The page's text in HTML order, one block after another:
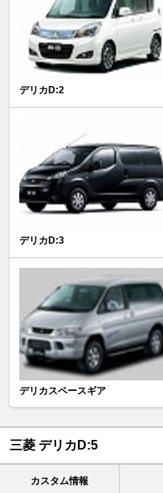
デリカD:2
デリカD:3
デリカスペースギア
三菱 デリカD:5
カスタム情報